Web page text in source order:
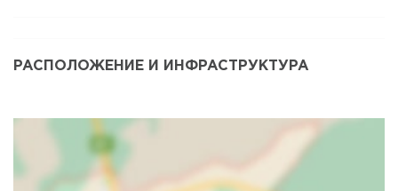
РАСПОЛОЖЕНИЕ И ИНФРАСТРУКТУРА